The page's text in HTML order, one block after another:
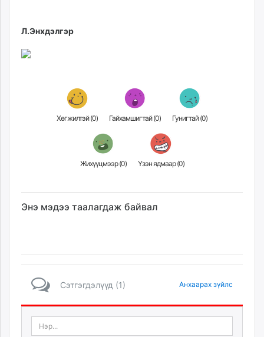
Л.Энхдэлгэр
Хөгжилтэй (0) Гайхамшигтай (0) Гунигтай (0)
Жихүүцмээр (0) Үзэн ядмаар (0)
Энэ мэдээ таалагдаж байвал
Сэтгэгдэлүүд (1) Анхаарах зүйлс